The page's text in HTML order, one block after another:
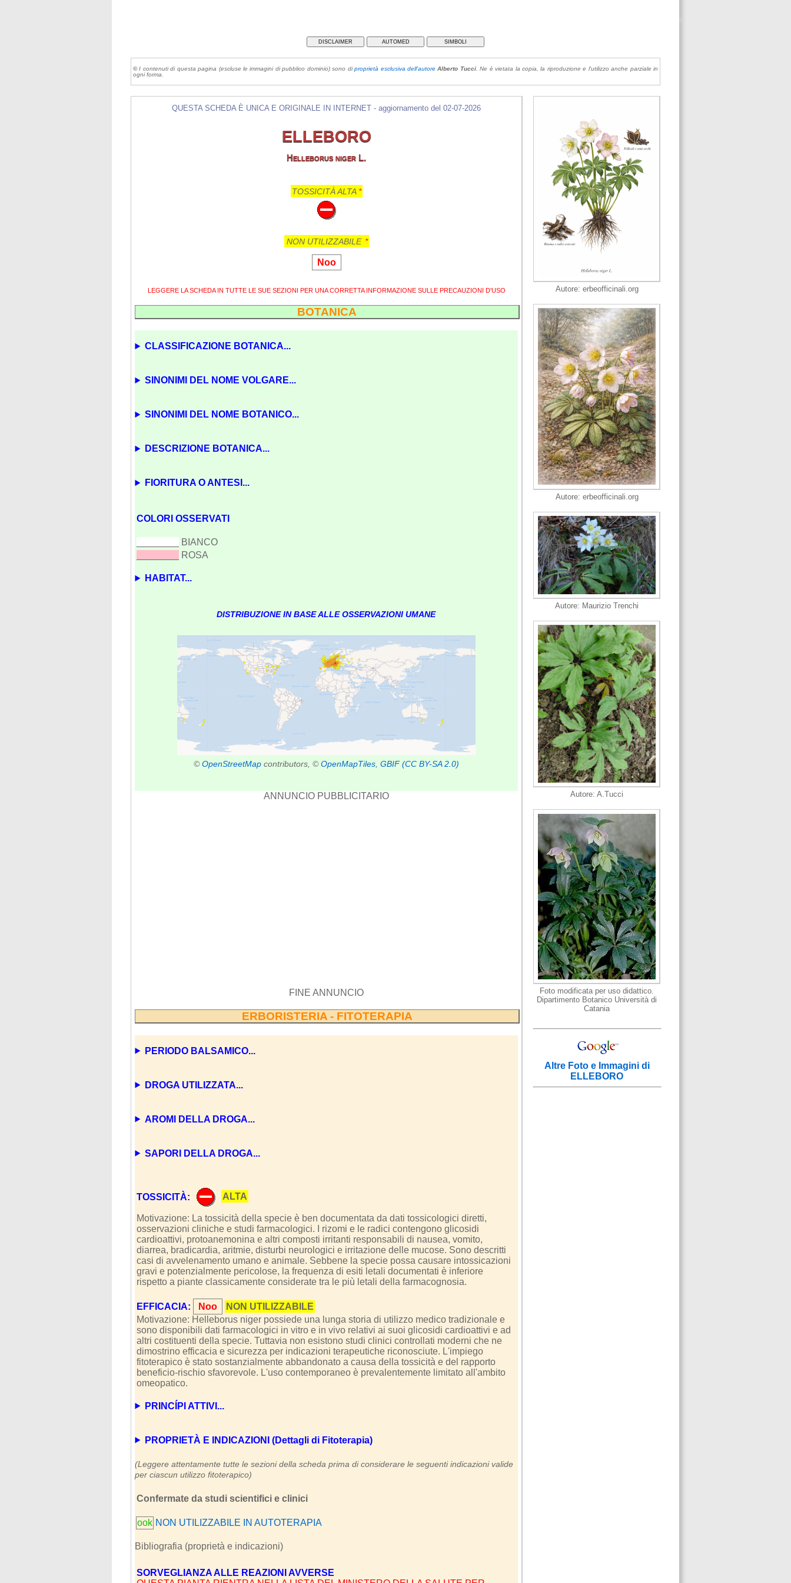
DISCLAIMER AUTOMED SIMBOLI
© I contenuti di questa pagina (escluse le immagini di pubblico dominio) sono diproprietà esclusiva dell'autore Alberto Tucci. Ne è vietata la copia, la riproduzione e l'utilizzo anche parziale in
ogni forma.
QUESTA SCHEDA È UNICA E ORIGINALE IN INTERNET - aggiornamento del 02-07-2026
ELLEBORO
Helleborus niger L.
TOSSICITÀ ALTA*
NON UTILIZZABILE *
Noo
LEGGERE LA SCHEDA IN TUTTE LE SUE SEZIONI PER UNA CORRETTA INFORMAZIONE SULLE PRECAUZIONI D'USO
BOTANICA
CLASSIFICAZIONE BOTANICA...
SINONIMI DEL NOME VOLGARE...
SINONIMI DEL NOME BOTANICO...
DESCRIZIONE BOTANICA...
FIORITURA O ANTESI...
COLORI OSSERVATI
BIANCO
ROSA
HABITAT...
DISTRIBUZIONE IN BASE ALLE OSSERVAZIONI UMANE
©OpenStreetMapcontributors, ©OpenMapTiles, GBIF (CC BY-SA 2.0)
ANNUNCIO PUBBLICITARIO
FINE ANNUNCIO
ERBORISTERIA - FITOTERAPIA
PERIODO BALSAMICO...
DROGA UTILIZZATA...
AROMI DELLA DROGA...
SAPORI DELLA DROGA...
TOSSICITÀ: ALTA
Motivazione: La tossicità della specie è ben documentata da dati tossicologici diretti,
osservazioni cliniche e studi farmacologici. I rizomi e le radici contengono glicosidi
cardioattivi, protoanemonina e altri composti irritanti responsabili di nausea, vomito,
diarrea, bradicardia, aritmie, disturbi neurologici e irritazione delle mucose. Sono descritti
casi di avvelenamento umano e animale. Sebbene la specie possa causare intossicazioni
gravi e potenzialmente pericolose, la frequenza di esiti letali documentati è inferiore
rispetto a piante classicamente considerate tra le più letali della farmacognosia.
EFFICACIA: Noo
NON UTILIZZABILE
Motivazione: Helleborus niger possiede una lunga storia di utilizzo medico tradizionale e
sono disponibili dati farmacologici in vitro e in vivo relativi ai suoi glicosidi cardioattivi e ad
altri costituenti della specie. Tuttavia non esistono studi clinici controllati moderni che ne
dimostrino efficacia e sicurezza per indicazioni terapeutiche riconosciute. L'impiego
fitoterapico è stato sostanzialmente abbandonato a causa della tossicità e del rapporto
beneficio-rischio sfavorevole. L'uso contemporaneo è prevalentemente limitato all'ambito
omeopatico.
PRINCÍPI ATTIVI...
PROPRIETÀ E INDICAZIONI (Dettagli di Fitoterapia)
(Leggere attentamente tutte le sezioni della scheda prima di considerare le seguenti indicazioni valide
per ciascun utilizzo fitoterapico)
Confermate da studi scientifici e clinici
ook NON UTILIZZABILE IN AUTOTERAPIA
Bibliografia (proprietà e indicazioni)
SORVEGLIANZA ALLE REAZIONI AVVERSE
Autore: erbeofficinali.org
Autore: erbeofficinali.org
Autore: Maurizio Trenchi
Autore: A.Tucci
Foto modificata per uso didattico.
Dipartimento Botanico Università di
Catania
Altre Foto e Immagini di
ELLEBORO